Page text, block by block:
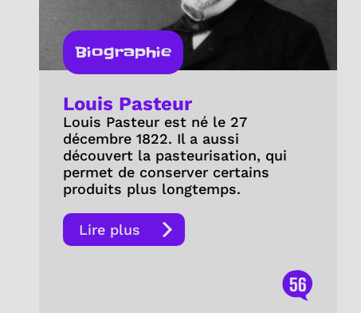
Biographie
Louis Pasteur
Louis Pasteur est né le 27
décembre 1822. Il a aussi
découvert la pasteurisation, qui
permet de conserver certains
produits plus longtemps.
Lire plus
56